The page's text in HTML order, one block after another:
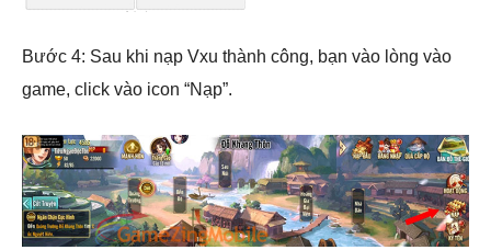
Bước 4: Sau khi nạp Vxu thành công, bạn vào lòng vào
game, click vào icon “Nạp”.